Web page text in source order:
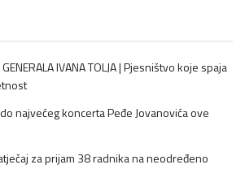
GENERALA IVANA TOLJA | Pjesništvo koje spaja
najvećeg koncerta Peđe Jovanovića ove
za prijam 38 radnika na neodređeno